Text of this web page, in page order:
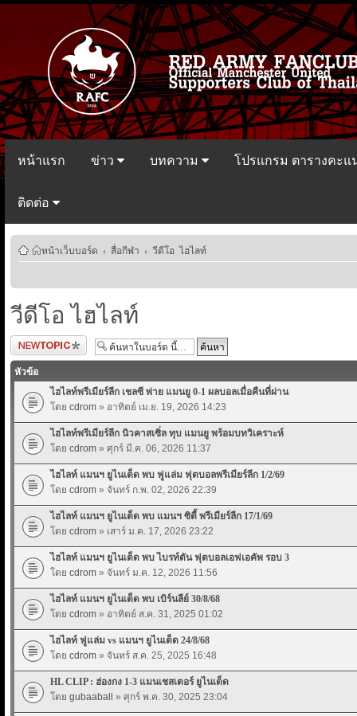
หน้าแรก ข่าว บทความ โปรแกรม ตารางคะ
ติดต่อ
หน้าเว็บบอร์ด ‹ สื่อกีฬา ‹ วีดีโอ ไฮไลท์
วีดีโอ ไฮไลท์
ตั้งกระทู้ใหม่
หัวข้อ
ไฮไลท์พรีเมียร์ลีก เชลซี พ่าย แมนยู 0-1 ผลบอลเมื่อคืนที่ผ่าน
โดย cdrom » อาทิตย์ เม.ย. 19, 2026 14:23
ไฮไลท์พรีเมียร์ลีก นิวคาสเซิ่ล ทุบ แมนยู พร้อมบทวิเคราะห์
โดย cdrom » ศุกร์ มี.ค. 06, 2026 11:37
ไฮไลท์ แมนฯ ยูไนเต็ด พบ ฟูแล่ม ฟุตบอลพรีเมียร์ลีก 1/2/69
โดย cdrom » จันทร์ ก.พ. 02, 2026 22:39
ไฮไลท์ แมนฯ ยูไนเต็ด พบ แมนฯ ซิตี้ พรีเมียร์ลีก 17/1/69
โดย cdrom » เสาร์ ม.ค. 17, 2026 23:22
ไฮไลท์ แมนฯ ยูไนเต็ด พบ ไบรท์ตัน ฟุตบอลเอฟเอคัพ รอบ 3
โดย cdrom » จันทร์ ม.ค. 12, 2026 11:56
ไฮไลท์ แมนฯ ยูไนเต็ด พบ เบิร์นลีย์ 30/8/68
โดย cdrom » อาทิตย์ ส.ค. 31, 2025 01:02
ไฮไลท์ ฟูแล่ม vs แมนฯ ยูไนเต็ด 24/8/68
โดย cdrom » จันทร์ ส.ค. 25, 2025 16:48
HL CLIP : ฮ่องกง 1-3 แมนเชสเตอร์ ยูไนเต็ด
โดย gubaaball » ศุกร์ พ.ค. 30, 2025 23:04